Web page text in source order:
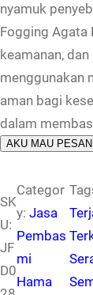
nyamuk
Fogging Agata
keamanan,
menggunakan
aman bagi
dalam
AKU MAU PESAN
SK
U:
JF
D0
Categor
y:Jasa
Pembas
mi
Hama